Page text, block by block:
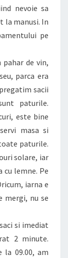
nevoie sa
la manusi. In
pe
de vin,
parca era
sacii
paturile.
este bine
masa si
paturile.
solare, iar
cu lemne. Pe
iarna e
mergi, nu se
si imediat
2 minute.
09.00, am